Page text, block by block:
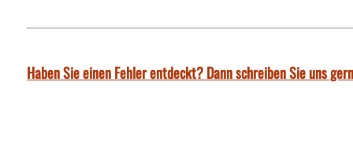
Haben Sie einen Fehler entdeckt? Dann schreiben Sie uns